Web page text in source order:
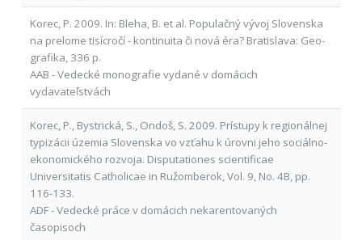
Korec, P. 2009. In: Bleha, B. et al. Populačný vývoj Slovenska
na prelome tisícročí - kontinuita či nová éra? Bratislava: Geo-
grafika, 336 p.
AAB - Vedecké monografie vydané v domácich
vydavateľstvách
Korec, P., Bystrická, S., Ondoš, S. 2009. Prístupy k regionálnej
typizácii územia Slovenska vo vzťahu k úrovni jeho sociálno-
ekonomického rozvoja. Disputationes scientificae
Universitatis Catholicae in Ružomberok, Vol. 9, No. 4B, pp.
116-133.
ADF - Vedecké práce v domácich nekarentovaných
časopisoch